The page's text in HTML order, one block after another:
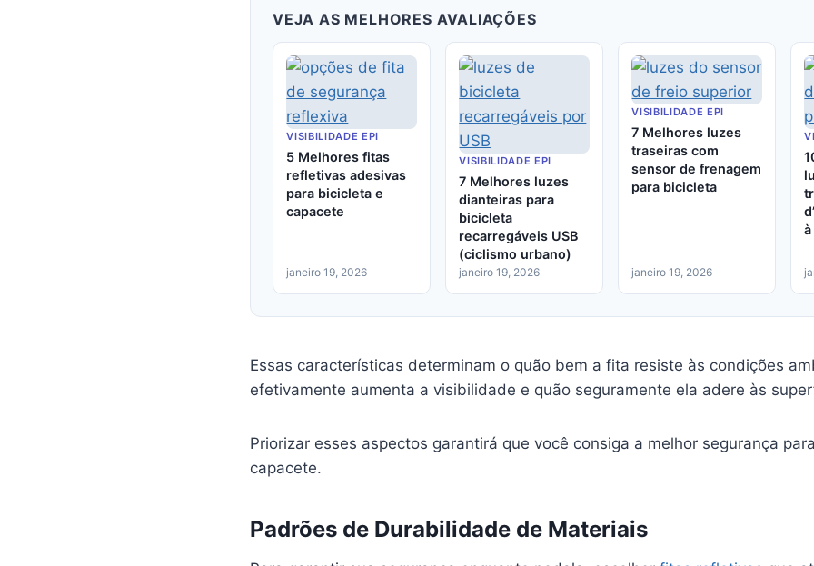
VEJA AS MELHORES AVALIAÇÕES
VISIBILIDADE EPI
5 Melhores fitas
refletivas adesivas
para bicicleta e
capacete
janeiro 19, 2026
VISIBILIDADE EPI
7 Melhores luzes
dianteiras para
bicicleta
recarregáveis USB
(ciclismo urbano)
janeiro 19, 2026
VISIBILIDADE EPI
7 Melhores luzes
traseiras com
sensor de frenagem
para bicicleta
janeiro 19, 2026
Essas características determinam o quão bem a fita resiste às condições
efetivamente aumenta a visibilidade e quão seguramente ela adere às
Priorizar esses aspectos garantirá que você consiga a melhor segurança
capacete.
Padrões de Durabilidade de Materiais